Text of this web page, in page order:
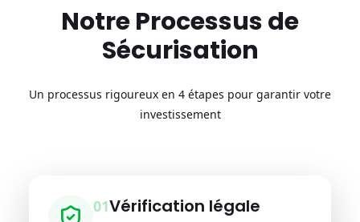
Notre Processus de
Sécurisation
Un processus rigoureux en 4 étapes pour garantir votre
investissement
01Vérification légale